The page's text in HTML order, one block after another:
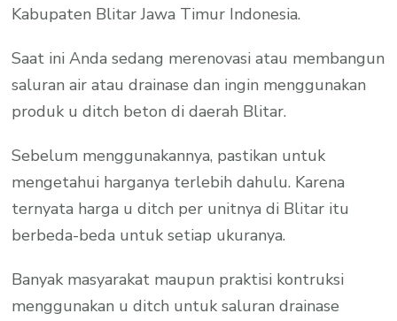
Kabupaten Blitar Jawa Timur Indonesia.
Saat ini Anda sedang merenovasi atau membangun
saluran air atau drainase dan ingin menggunakan
produk u ditch beton di daerah Blitar.
Sebelum menggunakannya, pastikan untuk
mengetahui harganya terlebih dahulu. Karena
ternyata harga u ditch per unitnya di Blitar itu
berbeda-beda untuk setiap ukuranya.
Banyak masyarakat maupun praktisi kontruksi
menggunakan u ditch untuk saluran drainase